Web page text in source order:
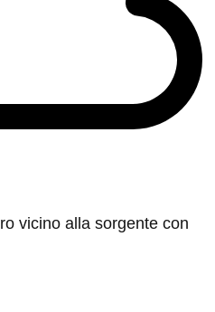
vicino alla sorgente con